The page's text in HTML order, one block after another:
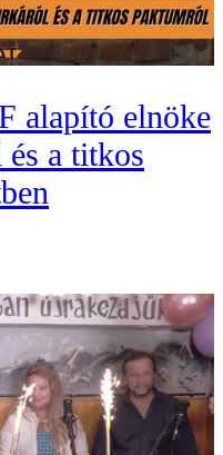
alapító elnöke
a titkos